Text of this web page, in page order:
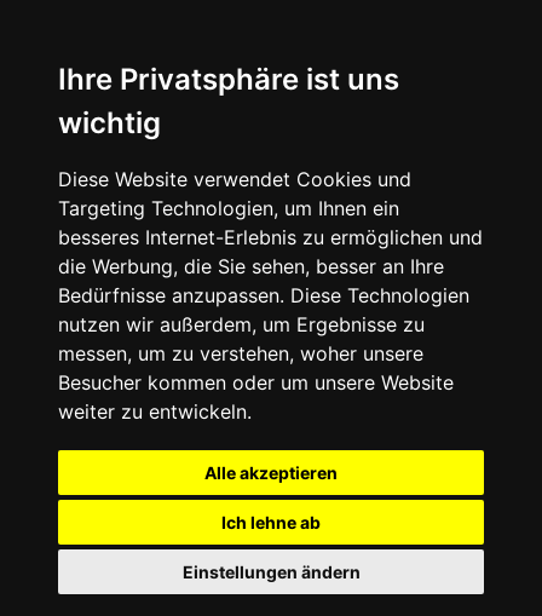
Ihre Privatsphäre ist uns
wichtig
Diese Website verwendet Cookies und
Targeting Technologien, um Ihnen ein
besseres Internet-Erlebnis zu ermöglichen und
die Werbung, die Sie sehen, besser an Ihre
Bedürfnisse anzupassen. Diese Technologien
nutzen wir außerdem, um Ergebnisse zu
messen, um zu verstehen, woher unsere
Besucher kommen oder um unsere Website
weiter zu entwickeln.
Alle akzeptieren
Ich lehne ab
Einstellungen ändern